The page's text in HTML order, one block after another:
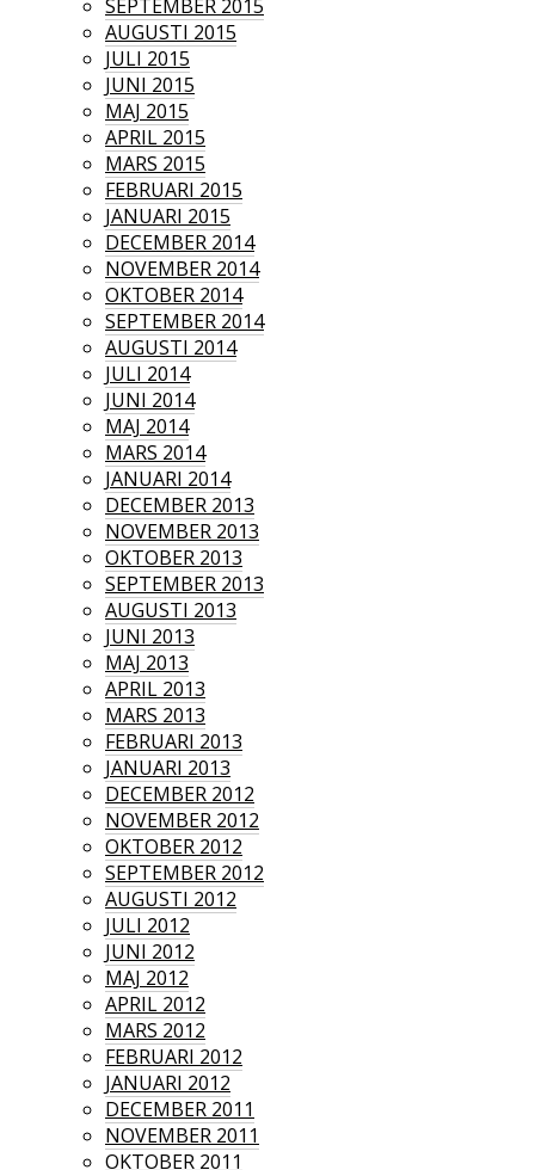
SEPTEMBER 2015
AUGUSTI 2015
JULI 2015
JUNI 2015
MAJ 2015
APRIL 2015
MARS 2015
FEBRUARI 2015
JANUARI 2015
DECEMBER 2014
NOVEMBER 2014
OKTOBER 2014
SEPTEMBER 2014
AUGUSTI 2014
JULI 2014
JUNI 2014
MAJ 2014
MARS 2014
JANUARI 2014
DECEMBER 2013
NOVEMBER 2013
OKTOBER 2013
SEPTEMBER 2013
AUGUSTI 2013
JUNI 2013
MAJ 2013
APRIL 2013
MARS 2013
FEBRUARI 2013
JANUARI 2013
DECEMBER 2012
NOVEMBER 2012
OKTOBER 2012
SEPTEMBER 2012
AUGUSTI 2012
JULI 2012
JUNI 2012
MAJ 2012
APRIL 2012
MARS 2012
FEBRUARI 2012
JANUARI 2012
DECEMBER 2011
NOVEMBER 2011
OKTOBER 2011